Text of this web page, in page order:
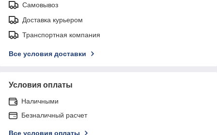
Самовывоз
Доставка курьером
Транспортная компания
Все условия доставки
Условия оплаты
Наличными
Безналичный расчет
Все условия оплаты